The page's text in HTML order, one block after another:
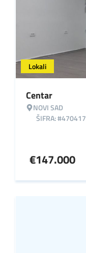
Lokali
Centar
NOVI SAD
ŠIFRA: #470417
€147.000